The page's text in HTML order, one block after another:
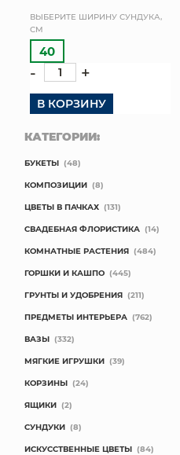
ВЫБЕРИТЕ ШИРИНУ СУНДУКА,
СМ
40
- +
В КОРЗИНУ
КАТЕГОРИИ:
БУКЕТЫ (48)
КОМПОЗИЦИИ (8)
ЦВЕТЫ В ПАЧКАХ (131)
СВАДЕБНАЯ ФЛОРИСТИКА (14)
КОМНАТНЫЕ РАСТЕНИЯ (484)
ГОРШКИ И КАШПО (445)
ГРУНТЫ И УДОБРЕНИЯ (211)
ПРЕДМЕТЫ ИНТЕРЬЕРА (762)
ВАЗЫ (332)
МЯГКИЕ ИГРУШКИ (39)
КОРЗИНЫ (24)
ЯЩИКИ (2)
СУНДУКИ (8)
ИСКУССТВЕННЫЕ ЦВЕТЫ (84)